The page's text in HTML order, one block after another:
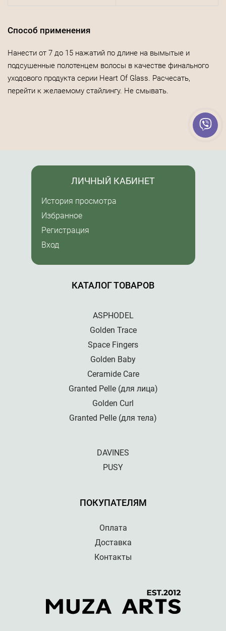
Способ применения
Нанести от 7 до 15 нажатий по длине на вымытые и
подсушенные полотенцем волосы в качестве финального
уходового продукта серии Heart Of Glass. Расчесать,
перейти к желаемому стайлингу. Не смывать.
КАТАЛОГ ТОВАРОВ
ASPHODEL
Golden Trace
Space Fingers
Golden Baby
Ceramide Care
Granted Pelle (для лица)
Golden Curl
Granted Pelle (для тела)
DAVINES
PUSY
ПОКУПАТЕЛЯМ
Оплата
Доставка
Контакты
ЛИЧНЫЙ КАБИНЕТ
История просмотра
Избранное
Регистрация
Вход